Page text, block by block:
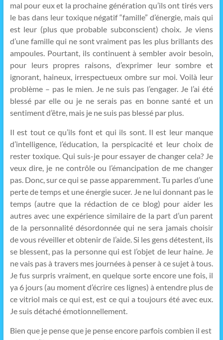
mal pour eux et la prochaine génération qu’ils ont tirés vers
le bas dans leur toxique négatif “famille” d’énergie, mais qui
est leur (plus que probable subconscient) choix. Je viens
d’une famille qui ne sont vraiment pas les plus brillants des
ampoules. Pourtant, ils continuent à sembler avoir besoin,
pour leurs propres raisons, d’exprimer leur sombre et
ignorant, haineux, irrespectueux ombre sur moi. Voilà leur
problème – pas le mien. Je ne suis pas l’engager. Je l’ai été
blessé par elle ou je ne serais pas en bonne santé et un
sentiment d’être, mais je ne suis pas blessé par plus.
Il est tout ce qu’ils font et qui ils sont. Il est leur manque
d’intelligence, l’éducation, la perspicacité et leur choix de
rester toxique. Qui suis-je pour essayer de changer cela? Je
veux dire, je ne contrôle ou l’émancipation de me changer
pas. Donc, sur ce qui se passe apparemment. Tu parles d’une
perte de temps et une énergie sucer. Je ne lui donnant pas le
temps (autre que la rédaction de ce blog) pour aider les
autres avec une expérience similaire de la part d’un parent
de la personnalité désordonnée qui ne sera jamais choisir
de vous réveiller et obtenir de l’aide. Si les gens détestent, ils
se blessent, pas la personne qui est l’objet de leur haine. Je
ne vais pas à travers mes journées à penser à ce sujet à tous.
Je fus surpris vraiment, en quelque sorte encore une fois, il
ya 6 jours (au moment d’écrire ces lignes) à entendre plus de
ce vitriol mais ce qui est, est ce qui a toujours été avec eux.
Je suis détaché émotionnellement.
Bien que je pense que je pense encore parfois combien il est